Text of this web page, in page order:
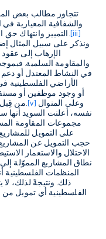
تتجاوز مطالب بعض
والشفافية المعيارية
التمييز وانتهاك حق الفلسطينيين بحرية التعبير وتكوين الجمعيات.[iii]
ونذكر على سبيل المثال
الإرهاب إلى
والمقاومة السلمية.
في النشاط المعتدل أو
الأراضي الفلسطينية
من قِبل إسرائيل أسبابًا كافيةً للاستبعاد من التمويل.[v]
نفسه، أعلنت السويد
مجموعات المقاومة
على التمويل للمشاريع
حجب التمويل عن
الاحتلال والاستعمار
نطاق المشاريع المموّلة
المنظمات الفلسطينية
ذلك. ونتيجةً لذلك،
الفلسطينية أي تمويل من